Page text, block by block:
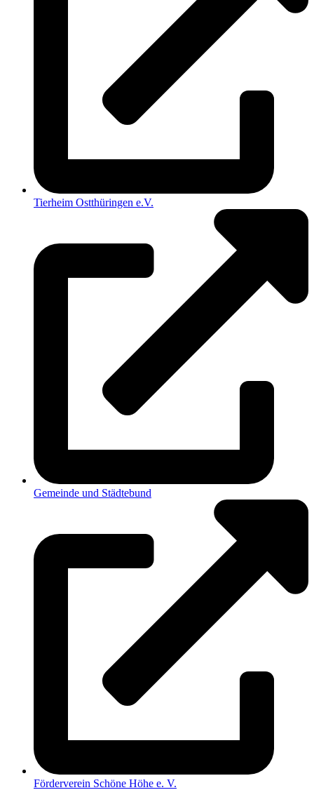
Tierheim Ostthüringen e.V.
Gemeinde und Städtebund
Förderverein Schöne Höhe e. V.